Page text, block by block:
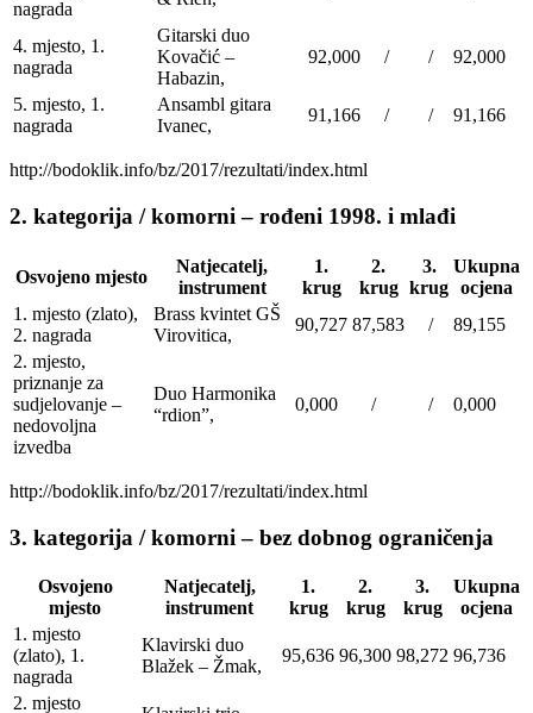
nagrada
4. mjesto, 1.
nagrada
Gitarski duo
Kovačić –
Habazin,
92,000 / / 92,000
5. mjesto, 1.
nagrada
Ansambl gitara
Ivanec,
91,166 / / 91,166
http://bodoklik.info/bz/2017/rezultati/index.html
2. kategorija / komorni – rođeni 1998. i mlađi
Osvojeno mjesto
Natjecatelj,
instrument
1.
krug
2.
krug
3.
krug
Ukupna
ocjena
1. mjesto (zlato),
2. nagrada
Brass kvintet GŠ
Virovitica,
90,727 87,583 /
89,155
2. mjesto,
priznanje za
sudjelovanje –
nedovoljna
izvedba
Duo Harmonika
“rdion”,
0,000 / / 0,000
http://bodoklik.info/bz/2017/rezultati/index.html
3. kategorija / komorni – bez dobnog ograničenja
Osvojeno
mjesto
Natjecatelj,
instrument
1.
krug
2.
krug
3.
krug
Ukupna
ocjena
1. mjesto
(zlato), 1.
nagrada
Klavirski duo
Blažek – Žmak,
95,636 96,300 98,272 96,736
2. mjesto